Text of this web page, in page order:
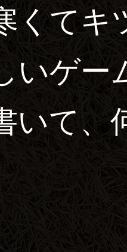
くてキ
いゲー
いて、